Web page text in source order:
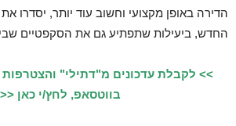
הדירה באופן מקצועי וחשוב עוד יותר, יסדרו
החדש, ביעילות שתפתיע גם את הסקפטיים
>> לקבלת עדכונים מ"דתילי"
בווטסאפ, לחץ/י כאן <<